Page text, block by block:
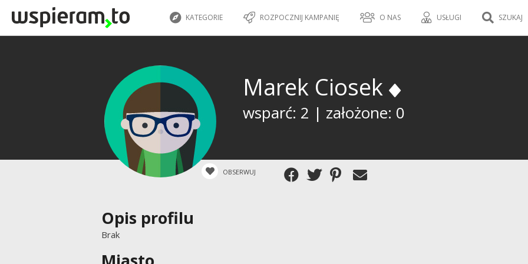
KATEGORIE ROZPOCZNIJ KAMPANIĘ O NAS USŁUGI SZUKAJ
Marek Ciosek
wsparć: 2 | założone: 0
OBSERWUJ
Opis profilu
Brak